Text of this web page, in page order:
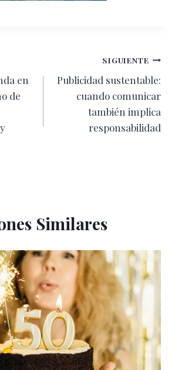
en
de
SIGUIENTE
Publicidad sustentable:
cuando comunicar
también implica
responsabilidad
Similares